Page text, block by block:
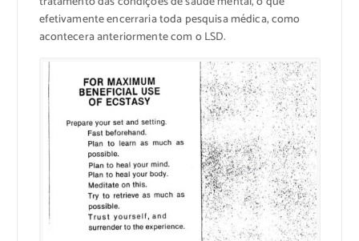
efetivamente encerraria toda pesquisa médica, como
acontecera anteriormente com o LSD.